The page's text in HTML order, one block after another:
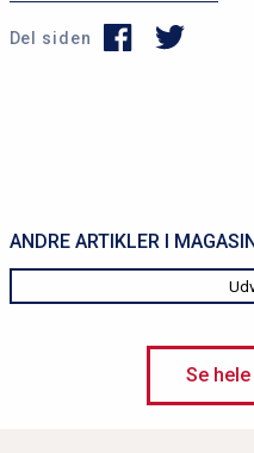
Del siden
ANDRE ARTIKLER I
Tysklands ambassadør i
Se